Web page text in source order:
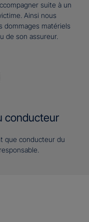
suite à un
Ainsi nous
dommages matériels
de son assureur.
conducteur
que conducteur du